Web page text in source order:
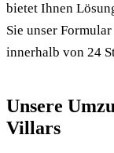
bietet Ihnen
Sie unser
innerhalb von 24
Unsere
Villars